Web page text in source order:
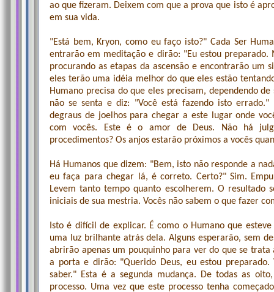
ao que fizeram. Deixem com que a prova que isto é
em sua vida.
"Está bem, Kryon, como eu faço isto?" Cada Ser
entrarão em meditação e dirão: "Eu estou preparado.
procurando as etapas da ascensão e encontrarão um
eles terão uma idéia melhor do que eles estão
Humano precisa do que eles precisam, dependendo
não se senta e diz: "Você está fazendo isto
degraus de joelhos para chegar a este lugar onde
com vocês. Este é o amor de Deus. Não há
procedimentos? Os anjos estarão próximos a vocês
Há Humanos que dizem: "Bem, isto não responde a
eu faça para chegar lá, é correto. Certo?" Sim.
Levem tanto tempo quanto escolherem. O resultado
iniciais de sua mestria. Vocês não sabem o que fazer
Isto é difícil de explicar. É como o Humano que
uma luz brilhante atrás dela. Alguns esperarão, sem
abrirão apenas um pouquinho para ver do que se
a porta e dirão: "Querido Deus, eu estou preparado.
saber." Esta é a segunda mudança. De todas as
processo. Uma vez que este processo tenha